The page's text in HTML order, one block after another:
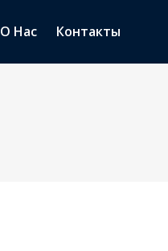
О Нас Контакты